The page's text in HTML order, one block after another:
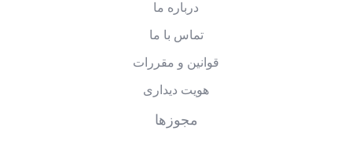
درباره ما
تماس با ما
قوانین و مقررات
هویت دیداری
مجوزها